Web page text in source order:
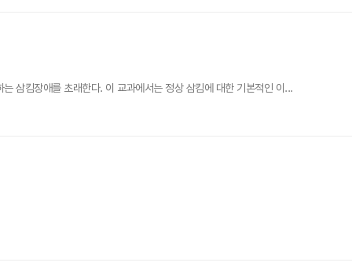
삼킴장애를 초래한다. 이 교과에서는 정상 삼킴에 대한 기본적인 이...